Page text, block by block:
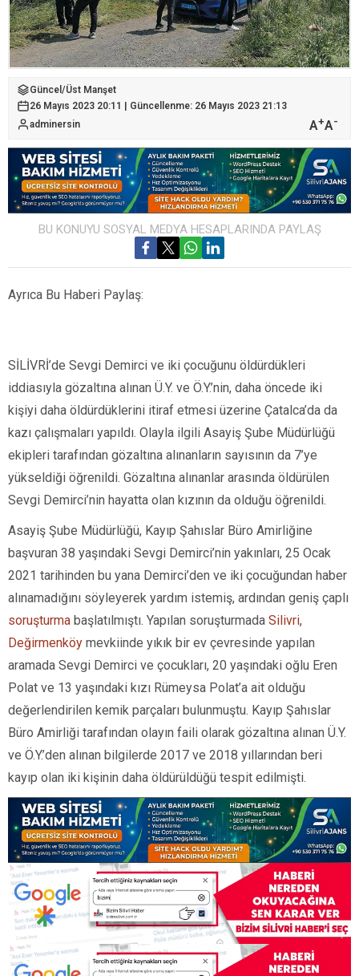
Güncel /Üst Manşet
26 Mayıs 2023 20:11 | Güncellenme: 26 Mayıs 2023 21:13
adminersin
A+A-
BU KONUYU SOSYAL MEDYA HESAPLARINDA PAYLAŞ
Ayrıca Bu Haberi Paylaş:
SİLİVRİ’de Sevgi Demirci ve iki çocuğunu öldürdükleri
iddiasıyla gözaltına alınan Ü.Y. ve Ö.Y.’nin, daha öncede iki
kişiyi daha öldürdüklerini itiraf etmesi üzerine Çatalca’da da
kazı çalışmaları yapıldı. Olayla ilgili Asayiş Şube Müdürlüğü
ekipleri tarafından gözaltına alınanların sayısının da 7’ye
yükseldiği öğrenildi. Gözaltına alınanlar arasında öldürülen
Sevgi Demirci’nin hayatta olan kızının da olduğu öğrenildi.
Asayiş Şube Müdürlüğü, Kayıp Şahıslar Büro Amirliğine
başvuran 38 yaşındaki Sevgi Demirci’nin yakınları, 25 Ocak
2021 tarihinden bu yana Demirci’den ve iki çocuğundan haber
alınamadığını söyleyerek yardım istemiş, ardından geniş çaplı
soruşturma başlatılmıştı. Yapılan soruşturmada Silivri,
Değirmenköy mevkiinde yıkık bir ev çevresinde yapılan
aramada Sevgi Demirci ve çocukları, 20 yaşındaki oğlu Eren
Polat ve 13 yaşındaki kızı Rümeysa Polat’a ait olduğu
değerlendirilen kemik parçaları bulunmuştu. Kayıp Şahıslar
Büro Amirliği tarafından olayın faili olarak gözaltına alınan Ü.Y.
ve Ö.Y.’den alınan bilgilerde 2017 ve 2018 yıllarından beri
kayıp olan iki kişinin daha öldürüldüğü tespit edilmişti.